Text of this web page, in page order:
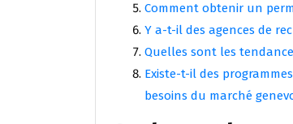
Comment obtenir un
Y a-t-il des agences de
Quelles sont les
Existe-t-il des
besoins du marché